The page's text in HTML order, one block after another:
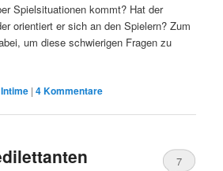
Spielsituationen kommt? Hat der
orientiert er sich an den Spielern? Zum
um diese schwierigen Fragen zu
|4Kommentare
7